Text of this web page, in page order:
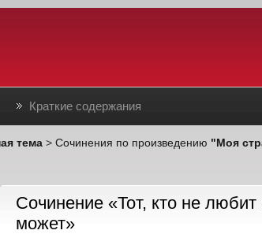
Краткие содержания
тема > Сочинения по произведению "Моя
Cочинение «Тот, кто не
может»